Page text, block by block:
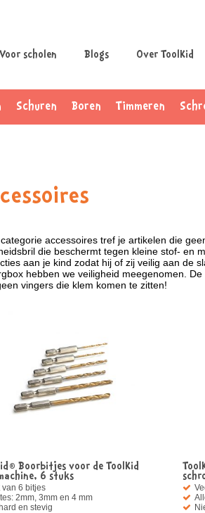
Voor scholen Blogs Over ToolKid
Schuren Boren Timmeren
accessoires tref je artikelen die
die beschermt tegen kleine stof- en
aan je kind zodat hij of zij veilig aan de
hebben we veiligheid meegenomen.
vingers die klem komen te zitten!
Boorbitjes voor de ToolKid
6 stuks
van 6 bitjes
2mm, 3mm en 4 mm
en stevig